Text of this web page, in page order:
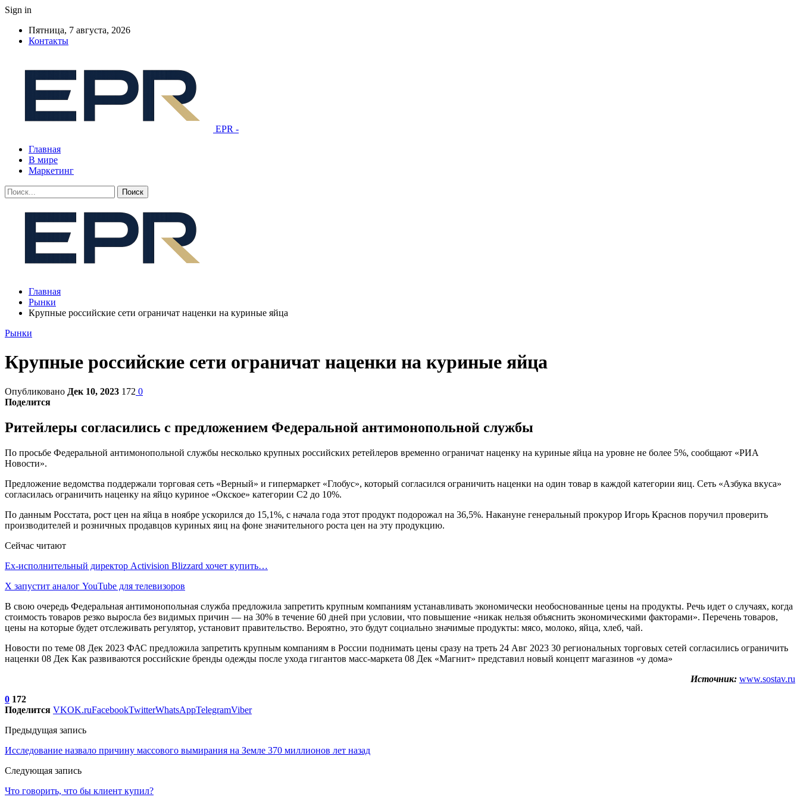
Sign in
Пятница, 7 августа, 2026
Контакты
EPR -
Главная
В мире
Маркетинг
Главная
Рынки
Крупные российские сети ограничат наценки на куриные яйца
Рынки
Крупные российские сети ограничат наценки на куриные яйца
Опубликовано Дек 10, 2023 172 0
Поделится
Ритейлеры согласились с предложением Федеральной антимонопольной службы
По просьбе Федеральной антимонопольной службы несколько крупных российских ретейлеров временно ограничат наценку на куриные яйца на уровне не более 5%, сообщают «РИА
Новости».
Предложение ведомства поддержали торговая сеть «Верный» и гипермаркет «Глобус», который согласился ограничить наценки на один товар в каждой категории яиц. Сеть «Азбука вкуса»
согласилась ограничить наценку на яйцо куриное «Окское» категории С2 до 10%.
По данным Росстата, рост цен на яйца в ноябре ускорился до 15,1%, с начала года этот продукт подорожал на 36,5%. Накануне генеральный прокурор Игорь Краснов поручил проверить
производителей и розничных продавцов куриных яиц на фоне значительного роста цен на эту продукцию.
Сейчас читают
Ex-исполнительный директор Activision Blizzard хочет купить…
X запустит аналог YouTube для телевизоров
В свою очередь Федеральная антимонопольная служба предложила запретить крупным компаниям устанавливать экономически необоснованные цены на продукты. Речь идет о случаях, когда
стоимость товаров резко выросла без видимых причин — на 30% в течение 60 дней при условии, что повышение «никак нельзя объяснить экономическими факторами». Перечень товаров,
цены на которые будет отслеживать регулятор, установит правительство. Вероятно, это будут социально значимые продукты: мясо, молоко, яйца, хлеб, чай.
Новости по теме 08 Дек 2023 ФАС предложила запретить крупным компаниям в России поднимать цены сразу на треть 24 Авг 2023 30 региональных торговых сетей согласились ограничить
наценки 08 Дек Как развиваются российские бренды одежды после ухода гигантов масс-маркета 08 Дек «Магнит» представил новый концепт магазинов «у дома»
Источник: www.sostav.ru
0 172
Поделится VKOK.ruFacebookTwitterWhatsAppTelegramViber
Предыдущая запись
Исследование назвало причину массового вымирания на Земле 370 миллионов лет назад
Следующая запись
Что говорить, что бы клиент купил?